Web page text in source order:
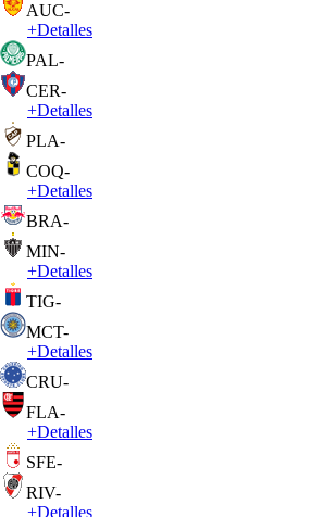
AUC-
+Detalles
PAL-
CER-
+Detalles
PLA-
COQ-
+Detalles
BRA-
MIN-
+Detalles
TIG-
MCT-
+Detalles
CRU-
FLA-
+Detalles
SFE-
RIV-
+Detalles